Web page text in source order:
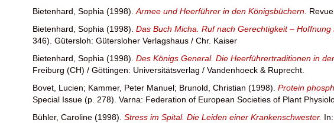
Bietenhard, Sophia (1998).Armee und Heerführer in den Königsbüchern.
Bietenhard, Sophia (1998). Das Buch Micha. Ruf nach Gerechtigkeit – Hoffnung
346). Gütersloh: Gütersloher Verlagshaus / Chr. Kaiser
Bietenhard, Sophia (1998). Des Königs General. Die Heerführertraditionen in
Freiburg (CH) / Göttingen: Universitätsverlag / Vandenhoeck & Ruprecht.
Bovet, Lucien; Kammer, Peter Manuel; Brunold, Christian (1998). Protein
Special Issue (p. 278). Varna: Federation of European Societies of Plant
Bühler, Caroline (1998). Stress im Spital. Die Leiden einer Krankenschwester. In: